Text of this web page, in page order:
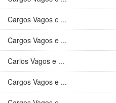
Cargos Vagos e ...
Cargos Vagos e ...
Carlos Vagos e ...
Cargos Vagos e ...